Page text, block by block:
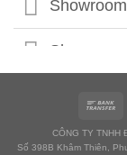
CÔNG TY TNHH
Số 398B Khâm Thiên,